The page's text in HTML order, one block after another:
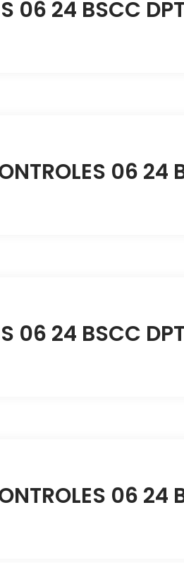
06 24 BSCC
06 24
06 24 BSCC
06 24